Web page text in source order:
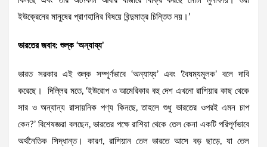
ইউক্রেনের মানুষের প্রাণহানির বিষয়ে বিন্দুমাত্র চিন্তিত নয়।’
ভারতের জবাব: শুল্ক ‘অন্যায্য’
ভারত সরকার এই শুল্ক সম্পূর্ণভাবে ‘অন্যায্য’ এবং ‘বৈষম্যমূলক’ বলে দাবি
করেছে। দিল্লির মতে, ‘ইউরোপ ও আমেরিকার বহু দেশ এখনো রাশিয়ার কাছ থেকে
সার ও অন্যান্য রাসায়নিক পণ্য কিনছে, তাহলে শুধু ভারতের ওপরই এমন চাপ
কেন?’ বিশেষজ্ঞরা বলছেন, ভারতের পক্ষে রাশিয়া থেকে তেল কেনা একটি পরিপূর্ণভাবে
অর্থনৈতিক সিদ্ধান্ত। কারণ, রাশিয়ান তেল ভারতে আসে বড় ছাড়ে, যা তেল